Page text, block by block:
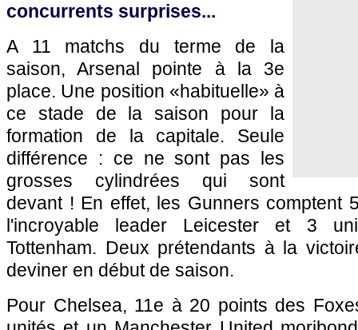
concurrents surprises...
A 11 matchs du terme de la
saison, Arsenal pointe à la 3e
place. Une position «habituelle» à
ce stade de la saison pour la
formation de la capitale. Seule
différence : ce ne sont pas les
grosses cylindrées qui sont
devant ! En effet, les Gunners comptent
l'incroyable leader Leicester et 3
Tottenham. Deux prétendants à la
deviner en début de saison.
Pour Chelsea, 11e à 20 points des